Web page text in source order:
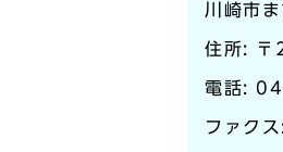
川崎市
住所: 〒
電話:
ファク